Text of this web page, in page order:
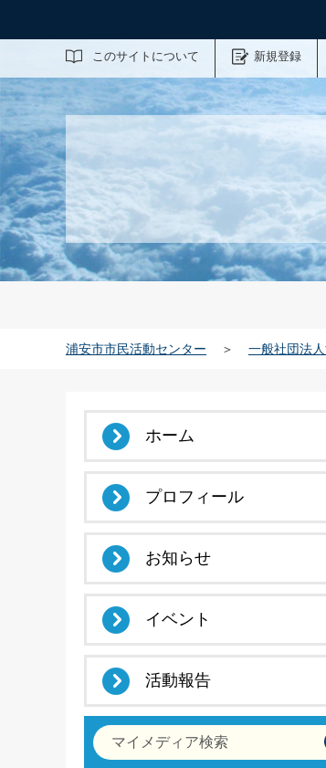
このサイトについて 新規登録
サイト内検索
浦安市市民活動センター ＞ 一般社団法
ホーム
プロフィール
お知らせ
イベント
活動報告
マイメディア検索